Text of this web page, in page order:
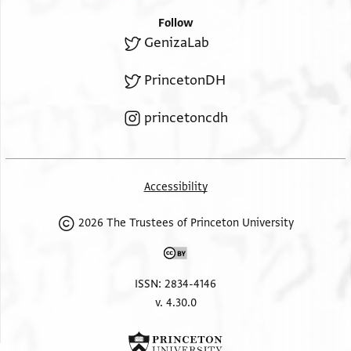
וע]ולת איצא אל
Follow
GenizaLab
PrincetonDH
princetoncdh
Accessibility
2026 The Trustees of Princeton University
ISSN: 2834-4146
v. 4.30.0